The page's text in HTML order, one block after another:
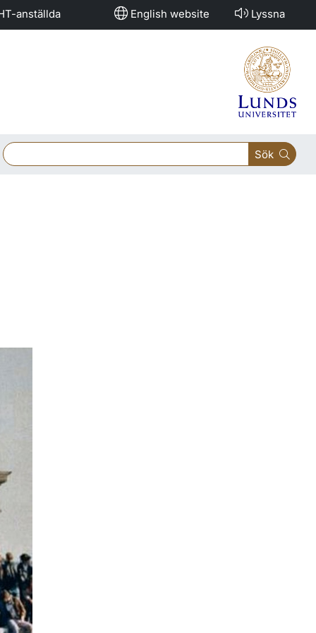
anställda English website Lyssna
Sök